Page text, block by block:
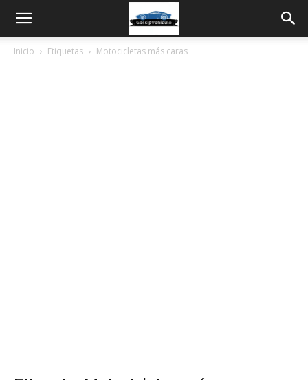
Inicio Etiquetas Motocicletas más caras